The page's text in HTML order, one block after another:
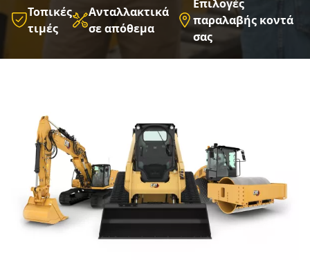
Τοπικές
τιμές
Ανταλλακτικά
σε απόθεμα
Επιλογές
παραλαβής κοντά
σας